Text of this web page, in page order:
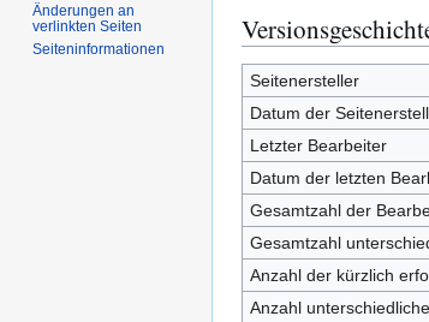
Seitenersteller
Datum der
Letzter Bearbeiter
Datum der letzten
Gesamtzahl der
Gesamtzahl
Anzahl der kürzlich
Anzahl
Änderungen an
verlinkten Seiten
Seiten­­informationen